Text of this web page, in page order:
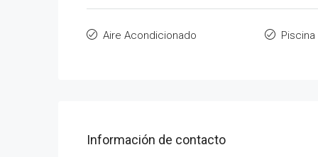
Aire Acondicionado Piscina
Información de contacto